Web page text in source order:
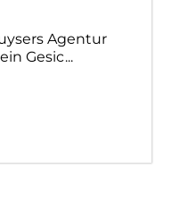
Agentur
Gesic